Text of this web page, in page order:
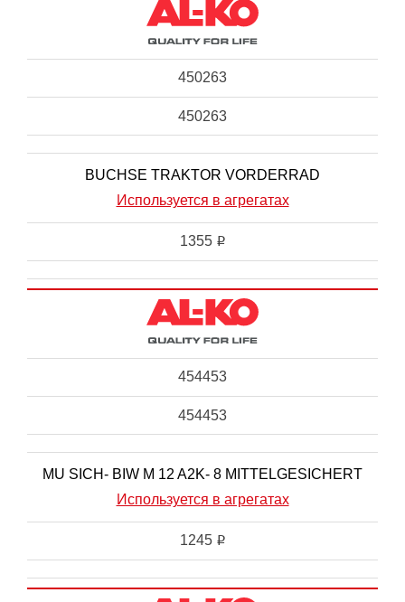
450263
450263
BUCHSE TRAKTOR VORDERRAD
Используется в агрегатах
1355 i
454453
454453
MU SICH- BIW M 12 A2K- 8 MITTELGESICHERT
Используется в агрегатах
1245 i